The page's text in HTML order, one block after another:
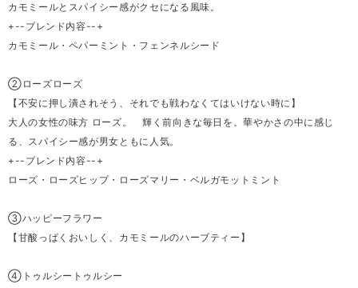
カモミールとスパイシー感がクセになる風味。
+--ブレンド内容--+
カモミール・ペパーミント・フェンネルシード
②ローズローズ
【不安に押し潰されそう、それでも戦わなくてはいけない時に】
大人の女性の味方 ローズ。 輝く前向きな毎日を。華やかさの中に感じ
る、スパイシー感が男女ともに人気。
+--ブレンド内容--+
ローズ・ローズヒップ・ローズマリー・ベルガモットミント
③ハッピーフラワー
【甘酸っぱくおいしく、カモミールのハーブティー】
④トゥルシートゥルシー